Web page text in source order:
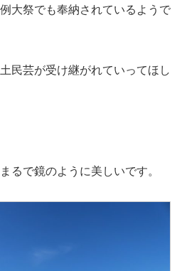
大祭でも奉納されているようで
民芸が受け継がれていってほし
るで鏡のように美しいです。